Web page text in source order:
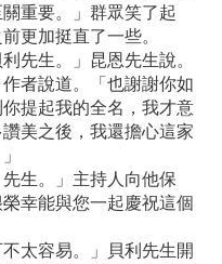
重要。」群眾笑了起
更加挺直了一些。
生。」昆恩先生說。
者說道。「也謝謝你如
提起我的全名，我才意
美之後，我還擔心這家
生。」主持人向他保
幸能與您一起慶祝這個
太容易。」貝利先生開